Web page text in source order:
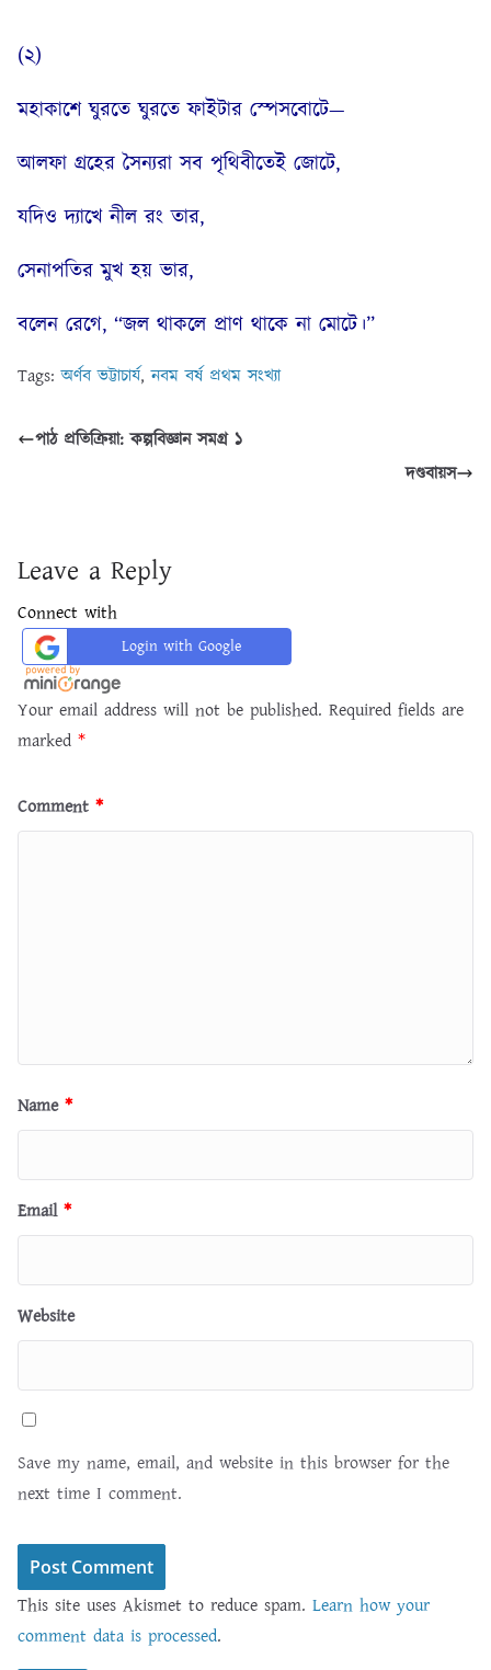
(২)
মহাকাশে ঘুরতে ঘুরতে ফাইটার স্পেসবোটে—
আলফা গ্রহের সৈন্যরা সব পৃথিবীতেই জোটে,
যদিও দ্যাখে নীল রং তার,
সেনাপতির মুখ হয় ভার,
বলেন রেগে, “জল থাকলে প্রাণ থাকে না মোটে।”
Tags:অর্ণব ভট্টাচার্য,নবম বর্ষ প্রথম সংখ্যা
পাঠ প্রতিক্রিয়া: কল্পবিজ্ঞান সমগ্র ১
দণ্ডবায়স
Leave a Reply
Connect with
Login with Google
Your email address will not be published. Required fields are
marked *
Comment *
Name *
Email *
Website
Save my name, email, and website in this browser for the
next time I comment.
This site uses Akismet to reduce spam. Learn how your
comment data is processed.